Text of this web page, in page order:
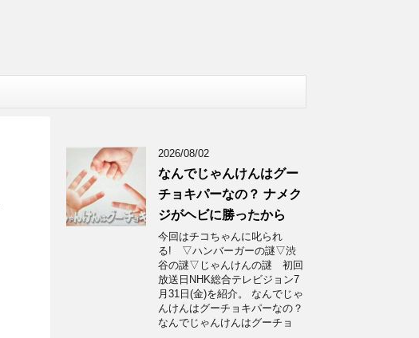
2026/08/02
なんでじゃんけんはグー
チョキパーなの？ ナメク
ジがヘビに勝ったから
今回はチコちゃんに叱られ
る! ▽ハンバーガーの謎▽渋
谷の謎▽じゃんけんの謎 初回
放送日NHK総合テレビジョン7
月31日(金)を紹介。 なんでじゃ
んけんはグーチョキパーなの？
なんでじゃんけんはグーチョ